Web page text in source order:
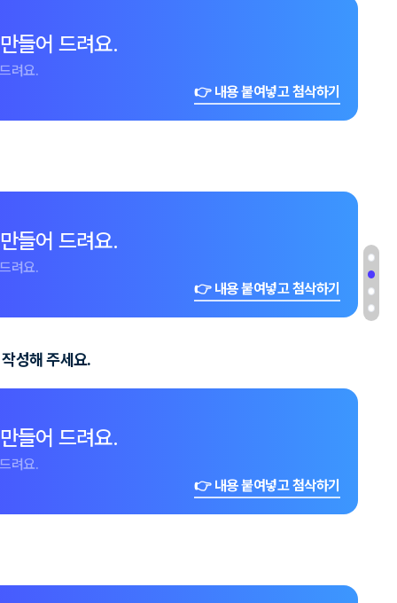
들어 드려요.
려요.
👉 내용 붙여넣고 첨삭하기
들어 드려요.
려요.
👉 내용 붙여넣고 첨삭하기
성해 주세요.
들어 드려요.
려요.
👉 내용 붙여넣고 첨삭하기